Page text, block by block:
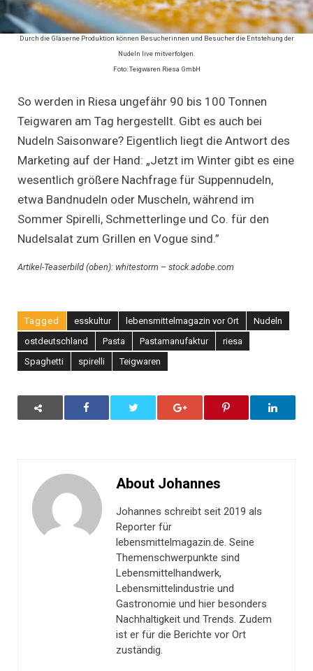
Durch die Gläserne Produktion können Besucherinnen und Besucher die Entstehung der
Nudeln live mitverfolgen.
Foto: Teigwaren Riesa GmbH
So werden in Riesa ungefähr 90 bis 100 Tonnen
Teigwaren am Tag hergestellt. Gibt es auch bei
Nudeln Saisonware? Eigentlich liegt die Antwort des
Marketing auf der Hand: „Jetzt im Winter gibt es eine
wesentlich größere Nachfrage für Suppennudeln,
etwa Bandnudeln oder Muscheln, während im
Sommer Spirelli, Schmetterlinge und Co. für den
Nudelsalat zum Grillen en Vogue sind.”
Artikel-Teaserbild (oben): whitestorm – stock.adobe.com
Tagged esskultur lebensmittelmagazin vor Ort
Nudeln
ostdeutschland
Pasta Pastamanufaktur
riesa
Spaghetti
spirelli Teigwaren
About Johannes
Johannes schreibt seit 2019 als
Reporter für
lebensmittelmagazin.de. Seine
Themenschwerpunkte sind
Lebensmittelhandwerk,
Lebensmittelindustrie und
Gastronomie und hier besonders
Nachhaltigkeit und Trends. Zudem
ist er für die Berichte vor Ort
zuständig.